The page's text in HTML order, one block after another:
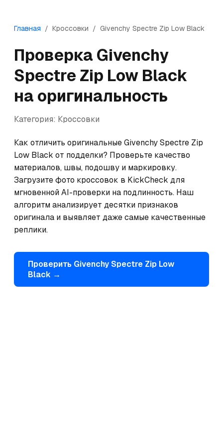
Главная / Кроссовки / Givenchy Spectre Zip Low Black
Проверка Givenchy
Spectre Zip Low Black
на оригинальность
Категория: Кроссовки
Как отличить оригинальные Givenchy Spectre Zip
Low Black от подделки? Проверьте качество
материалов, швы, подошву и маркировку.
Загрузите фото кроссовок в KickCheck для
мгновенной AI-проверки на подлинность. Наш
алгоритм анализирует десятки признаков
оригинала и выявляет даже самые качественные
реплики.
Проверить GivenchySpectre Zip Low
Black →